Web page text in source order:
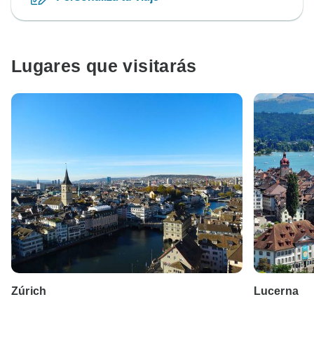
Lugares que visitarás
Zúrich Lucerna